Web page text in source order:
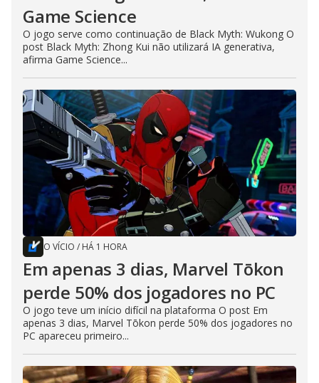
Game Science
O jogo serve como continuação de Black Myth: Wukong O
post Black Myth: Zhong Kui não utilizará IA generativa,
afirma Game Science...
O VÍCIO / HÁ 1 HORA
Em apenas 3 dias, Marvel Tōkon
perde 50% dos jogadores no PC
O jogo teve um início difícil na plataforma O post Em
apenas 3 dias, Marvel Tōkon perde 50% dos jogadores no
PC apareceu primeiro...